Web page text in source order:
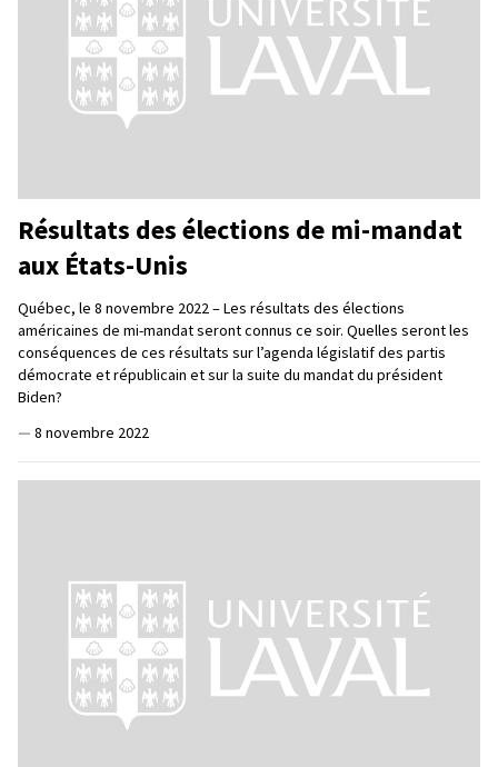
Résultats des élections de mi-mandat
aux États-Unis
Québec, le 8 novembre 2022 – Les résultats des élections
américaines de mi-mandat seront connus ce soir. Quelles seront les
conséquences de ces résultats sur l’agenda législatif des partis
démocrate et républicain et sur la suite du mandat du président
Biden?
— 8 novembre 2022